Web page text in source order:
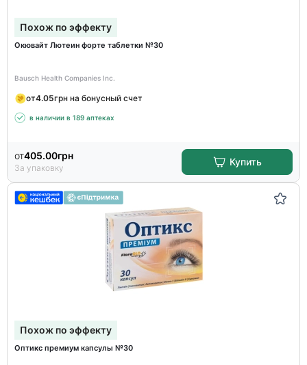
Похож по эффекту
Окювайт Лютеин форте таблетки №30
Bausch Health Companies Inc.
от4.05грн на бонусный счет
в наличии в 189 аптеках
от405.00грн
За упаковку
Купить
Похож по эффекту
Оптикс премиум капсулы №30